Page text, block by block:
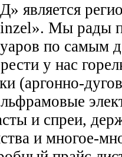
является
Мы рады
по самым
у нас
(аргонно-
и спреи,
и многое-